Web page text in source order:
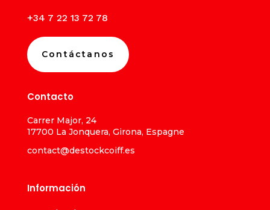
+34 7 22 13 72 78
Contáctanos
Contacto
Carrer Major, 24
17700 La Jonquera, Girona, Espagne
contact@destockcoiff.es
Información